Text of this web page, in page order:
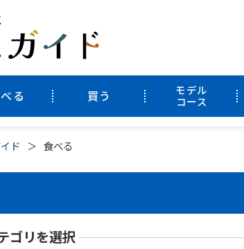
る 買う
モデル
コース
ド 食べる
ゴリを選択